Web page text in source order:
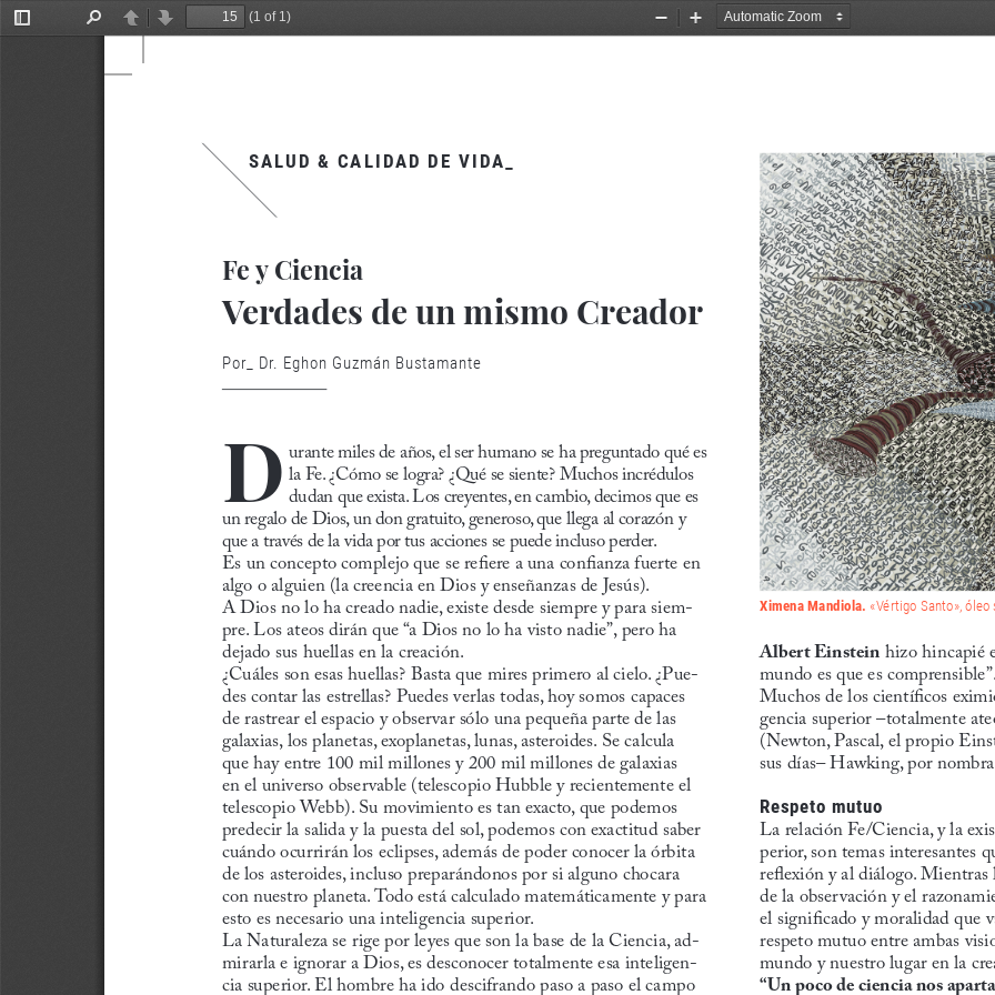
Toggle
PreviousNext
(1 of 1)
Zoom
Zoom
SALUD & CALIDAD DE VIDA_
D urante miles de años, el ser humano se ha preguntado qué es
la Fe. ¿Cómo se logra? ¿Qué se siente? Muchos incrédulos
dudan que exista. Los creyentes, en cambio, decimos que es
un regalo de Dios, un don gratuito, generoso, que llega al corazón y
que a través de la vida por tus acciones se puede incluso perder.
Es un concepto complejo que se refiere a una confianza fuerte en
algo o alguien (la creencia en Dios y enseñanzas de Jesús).
A Dios no lo ha creado nadie, existe desde siempre y para siem-
pre. Los ateos dirán que “a Dios no lo ha visto nadie”, pero ha
dejado sus huellas en la creación.
¿Cuáles son esas huellas? Basta que mires primero al cielo. ¿Pue-
des contar las estrellas? Puedes verlas todas, hoy somos capaces
de rastrear el espacio y observar sólo una pequeña parte de las
galaxias, los planetas, exoplanetas, lunas, asteroides. Se calcula
que hay entre 100 mil millones y 200 mil millones de galaxias
en el universo observable (telescopio Hubble y recientemente el
telescopio Webb). Su movimiento es tan exacto, que podemos
predecir la salida y la puesta del sol, podemos con exactitud saber
cuándo ocurrirán los eclipses, además de poder conocer la órbita
de los asteroides, incluso preparándonos por si alguno chocara
con nuestro planeta. Todo está calculado matemáticamente y para
esto es necesario una inteligencia superior.
La Naturaleza se rige por leyes que son la base de la Ciencia, ad-
mirarla e ignorar a Dios, es desconocer totalmente esa inteligen-
cia superior. El hombre ha ido descifrando paso a paso el campo
Albert Einstein hizo hincapié
mundo es que es comprensible”.
Muchos de los científicos
gencia superior –totalmente
(Newton, Pascal, el propio
sus días– Hawking, por
Respeto mutuo
La relación Fe/Ciencia, y la
perior, son temas interesantes
reflexión y al diálogo. Mientras
de la observación y el
el significado y moralidad que
respeto mutuo entre ambas
mundo y nuestro lugar en la
“Un poco de ciencia nos
Fe y Ciencia
Verdades de un mismo Creador
Por_ Dr. Eghon Guzmán Bustamante
Ximena Mandiola. «Vértigo Santo»,